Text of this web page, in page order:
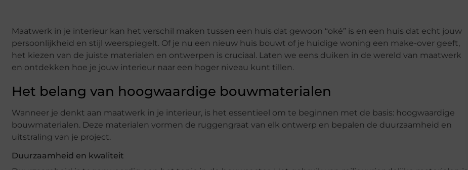
Maatwerk in je interieur kan het verschil maken tussen een huis dat gewoon “oké” is en een huis dat echt jouw
persoonlijkheid en stijl weerspiegelt. Of je nu een nieuw huis bouwt of je huidige woning een make-over geeft,
het kiezen van de juiste materialen en ontwerpen is cruciaal. Laten we eens duiken in de wereld van maatwerk
en ontdekken hoe je jouw interieur naar een hoger niveau kunt tillen.
Het belang van hoogwaardige bouwmaterialen
Wanneer je denkt aan maatwerk in je interieur, is het essentieel om te beginnen met de basis: hoogwaardige
bouwmaterialen. Deze materialen vormen de ruggengraat van elk ontwerp en bepalen de duurzaamheid en
uitstraling van je project.
Duurzaamheid en kwaliteit